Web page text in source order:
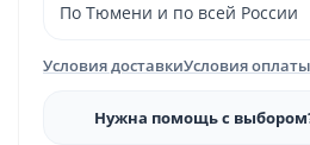
По Тюмени и по всей России
Условия доставкиУсловия оплаты
Нужна помощь с выбором?